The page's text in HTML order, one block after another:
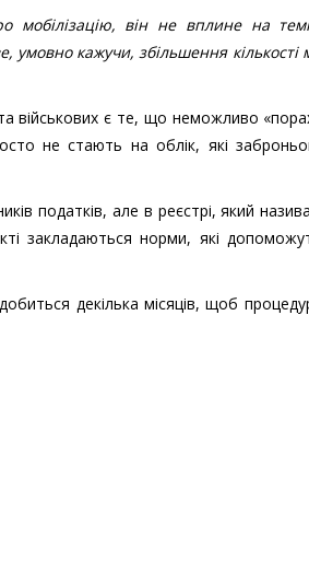
мобілізацію, він не вплине на
кажучи, збільшення кількості
є те, що неможливо
не стають на облік, які
податків, але в реєстрі, який
закладаються норми, які
декілька місяців, щоб